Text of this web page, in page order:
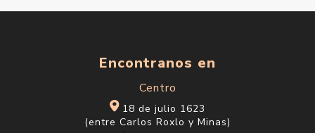
Encontranos en
Centro
18 de julio 1623
(entre Carlos Roxlo y Minas)